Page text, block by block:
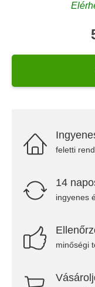
feletti
14
ingyenes
minőségi